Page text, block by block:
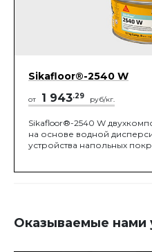
Sikafloor®-2540 W
от 1 943.29 руб/кг.
Sikafloor®-2540 W
на основе водной
устройства напольных
Оказываемые нами